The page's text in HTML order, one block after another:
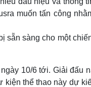
muốn tấn công
sẵn sàng cho một
10/6 tới. Giải đấu
kiện thể thao này dự